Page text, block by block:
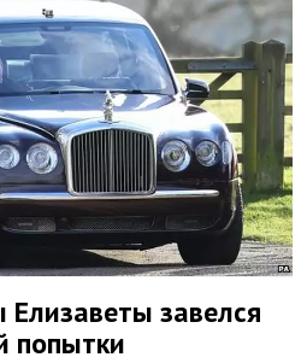
завелся
попытки